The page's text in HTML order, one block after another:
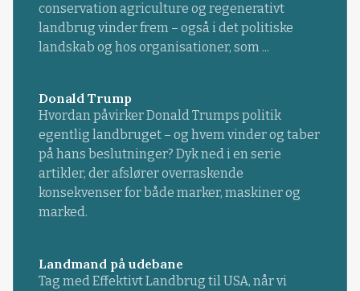
conservation agriculture og regenerativt
landbrug vinder frem – også i det politiske
landskab og hos organisationer, som ...
Donald Trump
Hvordan påvirker Donald Trumps politik
egentlig landbruget – og hvem vinder og taber
på hans beslutninger? Dyk ned i en serie
artikler, der afslører overraskende
konsekvenser for både marker, maskiner og
marked.
Landmand på udebane
Tag med Effektivt Landbrug til USA, når vi